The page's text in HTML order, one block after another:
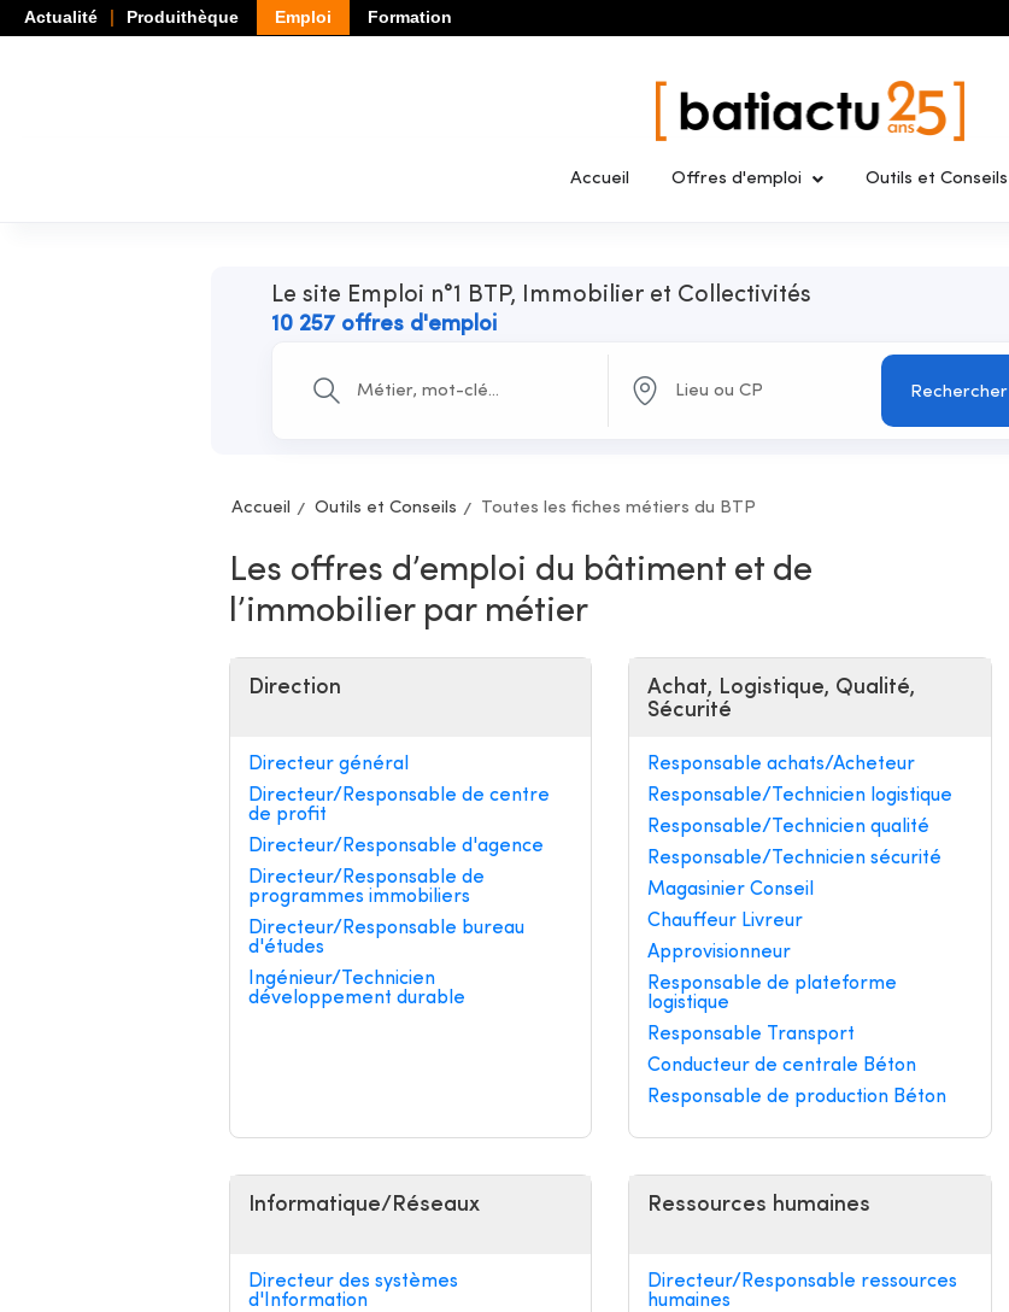
Actualité Produithèque Emploi Formation
Accueil Offres d'emploi Outils et Conseils
Le site Emploi n°1 BTP, Immobilier et Collectivités
10 257 offres d'emploi
Rechercher
Accueil Outils et Conseils Toutes les fiches métiers du BTP
Les offres d’emploi du bâtiment et de
l’immobilier par métier
Direction
Directeur général
Directeur/Responsable de centre
de profit
Directeur/Responsable d'agence
Directeur/Responsable de
programmes immobiliers
Directeur/Responsable bureau
d'études
Ingénieur/Technicien
développement durable
Achat, Logistique, Qualité,
Sécurité
Responsable achats/Acheteur
Responsable/Technicien logistique
Responsable/Technicien qualité
Responsable/Technicien sécurité
Magasinier Conseil
Chauffeur Livreur
Approvisionneur
Responsable de plateforme
logistique
Responsable Transport
Conducteur de centrale Béton
Responsable de production Béton
Informatique/Réseaux
Directeur des systèmes
d'Information
Ressources humaines
Directeur/Responsable ressources
humaines